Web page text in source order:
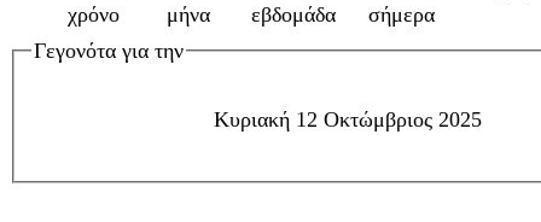
χρόνο
μήνα
εβδομάδα
σήμερα
Γεγονότα για την
Κυριακή 12 Οκτώμβριος 2025